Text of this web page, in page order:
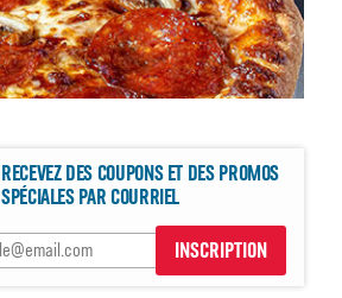
RECEVEZ DES COUPONS ET DES PROMOS
SPÉCIALES PAR COURRIEL
INSCRIPTION